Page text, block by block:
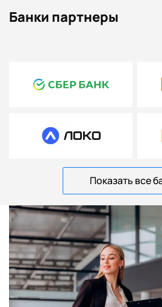
Банки партнеры
Показать все